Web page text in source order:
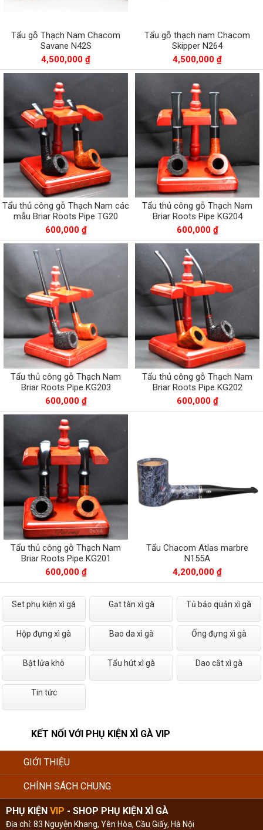
Tẩu gỗ Thạch Nam Chacom
Savane N42S
4,500,000 ₫
Tẩu gỗ thạch nam Chacom
Skipper N264
4,500,000 ₫
Tẩu thủ công gỗ Thạch Nam các
mẫu Briar Roots Pipe TG20
600,000 ₫
Tẩu thủ công gỗ Thạch Nam
Briar Roots Pipe KG204
600,000 ₫
Tẩu thủ công gỗ Thạch Nam
Briar Roots Pipe KG203
600,000 ₫
Tẩu thủ công gỗ Thạch Nam
Briar Roots Pipe KG202
600,000 ₫
Tẩu thủ công gỗ Thạch Nam
Briar Roots Pipe KG201
600,000 ₫
Tẩu Chacom Atlas marbre
N155A
4,200,000 ₫
Set phụ kiện xì gà Gạt tàn xì gà Tủ bảo quản xì gà
Hộp đựng xì gà Bao da xì gà Ống đựng xì gà
Bật lửa khò Tẩu hút xì gà Dao cắt xì gà
Tin tức
KẾT NỐI VỚI PHỤ KIỆN XÌ GÀ VIP
GIỚI THIỆU
CHÍNH SÁCH CHUNG
PHỤ KIỆN VIP - SHOP PHỤ KIỆN XÌ GÀ
Địa chỉ: 83 Nguyễn Khang, Yên Hòa, Cầu Giấy, Hà Nội